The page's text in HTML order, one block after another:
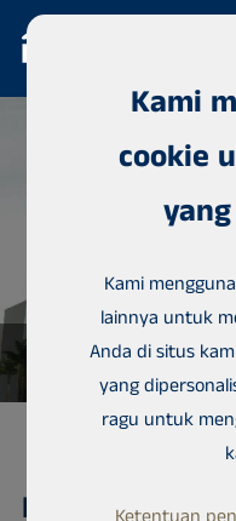
Kondominium,
Kami
cookie
Kami
lainnya untuk
Anda di situs
yang
ragu untuk